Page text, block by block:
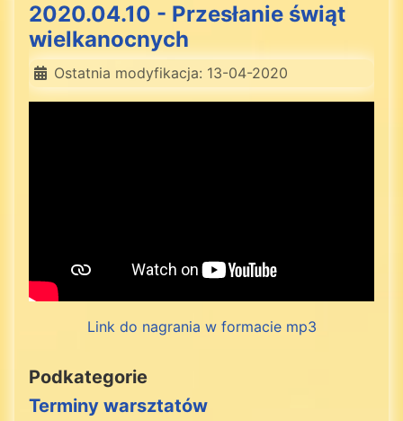
2020.04.10 - Przesłanie świąt
wielkanocnych
Ostatnia modyfikacja: 13-04-2020
Link do nagrania w formacie mp3
Podkategorie
Terminy warsztatów